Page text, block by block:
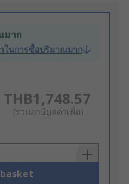
มาก
ในการซื้อปริมาณมาก
THB1,748.57
(รวมภาษีมูลค่าเพิ่ม)